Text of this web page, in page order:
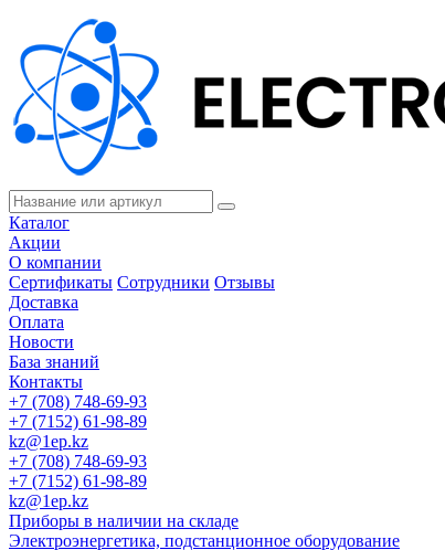
Каталог
Акции
О компании
Сертификаты Сотрудники Отзывы
Доставка
Оплата
Новости
База знаний
Контакты
+7 (708) 748-69-93
+7 (7152) 61-98-89
kz@1ep.kz
+7 (708) 748-69-93
+7 (7152) 61-98-89
kz@1ep.kz
Приборы в наличии на складе
Электроэнергетика, подстанционное оборудование